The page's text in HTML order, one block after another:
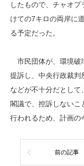
したもので、チャオ
けての7キロの両岸に
る予定だった。
市民団体が、環境破
提訴し、中央行政裁判
などが不十分だとし
閣議で、控訴しない
行われるため、計画の
前の記事